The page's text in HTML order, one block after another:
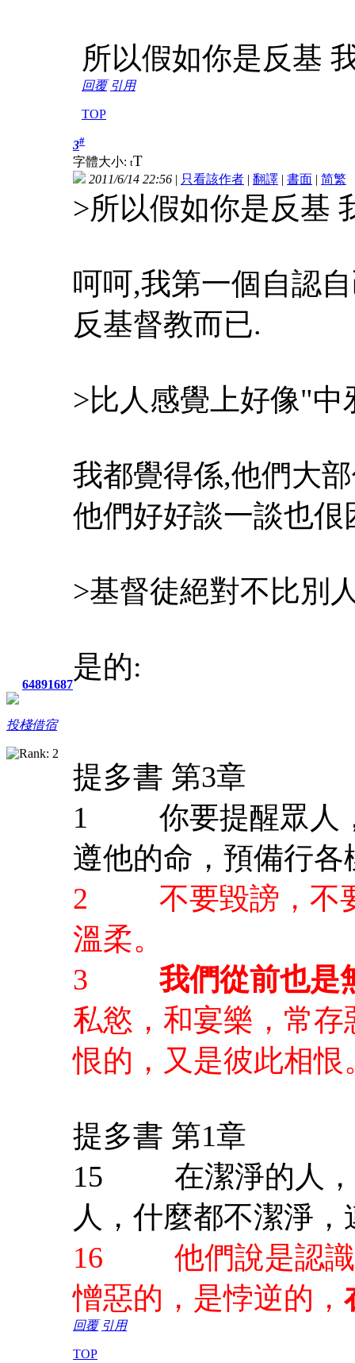
所以假如你是反基
回覆 引用
TOP
64891687
投棧借宿
3#
字體大小: tT
2011/6/14 22:56 | 只看該作者 | 翻譯 | 書面 | 简繁
>所以假如你是反基
呵呵,我第一個自認
反基督教而已.
>比人感覺上好像"中
我都覺得係,他們大
他們好好談一談也佷
>基督徒絕對不比別
是的:
提多書 第3章
1 你要提醒眾人，
遵他的命，預備行各
2 不要毀謗，不要
溫柔。
3 我們從前也是
私慾，和宴樂，常存
恨的，又是彼此相恨
提多書 第1章
15 在潔淨的人，
人，什麼都不潔淨
16 他們說是認識
憎惡的，是悖逆的，
回覆 引用
TOP